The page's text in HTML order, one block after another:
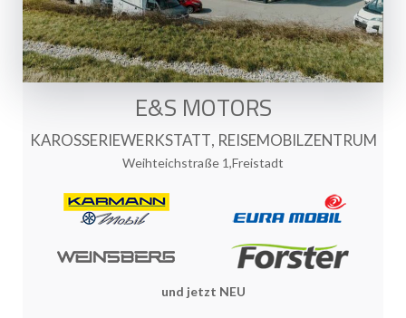
E&S MOTORS
KAROSSERIEWERKSTATT, REISEMOBILZENTRUM
Weihteichstraße 1,Freistadt
und jetzt NEU